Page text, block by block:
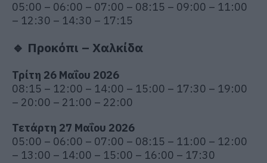
05:00 – 06:00 – 07:00 – 08:15 – 09:00 – 11:00
– 12:30 – 14:30 – 17:15
🔹 Προκόπι – Χαλκίδα
Τρίτη 26 Μαΐου 2026
08:15 – 12:00 – 14:00 – 15:00 – 17:30 – 19:00
– 20:00 – 21:00 – 22:00
Τετάρτη 27 Μαΐου 2026
05:00 – 06:00 – 07:00 – 08:15 – 11:00 – 12:00
– 13:00 – 14:00 – 15:00 – 16:00 – 17:30